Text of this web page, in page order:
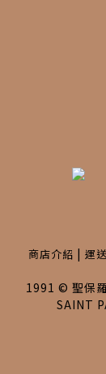
商店介紹 | 運
1991 © 聖保
SAINT